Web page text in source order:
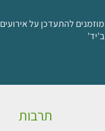
מוזמנים להתעדכן על
ב'יד'
תרבות